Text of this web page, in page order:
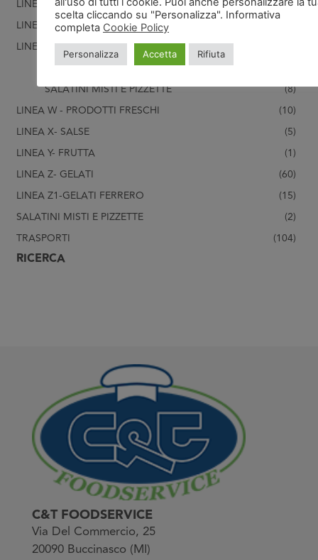
LINEA H- PESCE/CROSTACEI
(99)
LINEA U - ATTREZZATURA
LINEA V- PASTA FRESCA
PASTA FRESCA SURGELATA
SALATINI MISTI E PIZZETTE
(8)
LINEA W - PRODOTTI FRESCHI
(10)
LINEA X- SALSE
(5)
LINEA Y- FRUTTA
(1)
LINEA Z- GELATI
(60)
LINEA Z1-GELATI FERRERO
(15)
SALATINI MISTI E PIZZETTE
(2)
TRASPORTI
(104)
RICERCA
C&T FOODSERVICE
Via Del Commercio, 25
20090 Buccinasco (MI)
scelta cliccando su "Personalizza". Informativa
completa Cookie Policy
Personalizza Accetta Rifiuta